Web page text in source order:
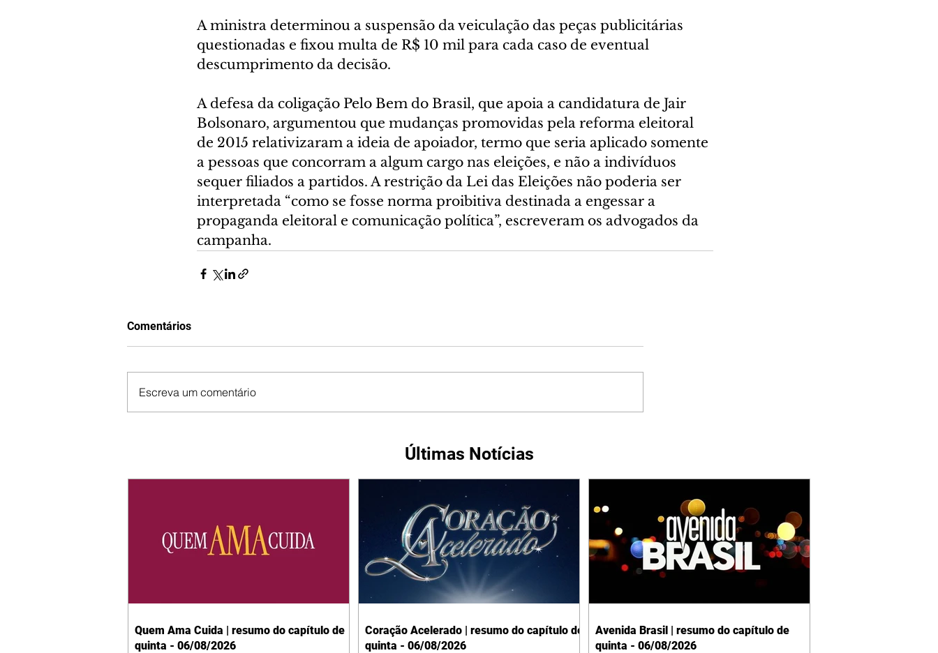
A ministra determinou a suspensão da veiculação das peças publicitárias
questionadas e fixou multa de R$ 10 mil para cada caso de eventual
descumprimento da decisão.
A defesa da coligação Pelo Bem do Brasil, que apoia a candidatura de Jair
Bolsonaro, argumentou que mudanças promovidas pela reforma eleitoral
de 2015 relativizaram a ideia de apoiador, termo que seria aplicado somente
a pessoas que concorram a algum cargo nas eleições, e não a indivíduos
sequer filiados a partidos. A restrição da Lei das Eleições não poderia ser
interpretada “como se fosse norma proibitiva destinada a engessar a
propaganda eleitoral e comunicação política”, escreveram os advogados da
campanha.
Comentários
Escreva um comentário
Últimas Notícias
Quem Ama Cuida | resumo do capítulo de
quinta - 06/08/2026
Coração Acelerado | resumo do capítulo de
quinta - 06/08/2026
Avenida Brasil | resumo do capítulo de
quinta - 06/08/2026